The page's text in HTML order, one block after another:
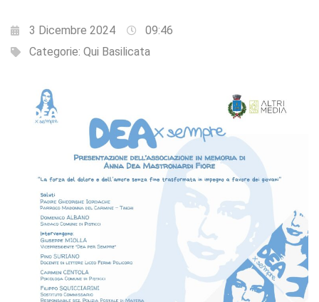
3 Dicembre 2024
09:46
Categorie: Qui Basilicata